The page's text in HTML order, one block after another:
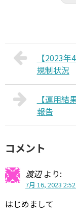
【2023
規制状況
【運用
報告
コメント
渡辺 より:
7月 16, 2023
はじめまして